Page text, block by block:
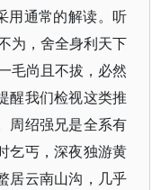
用通常的解读。听
为，舍全身利天下
毛尚且不拔，必然
醒我们检视这类推
周绍强兄是全系有
乞丐，深夜独游黄
居云南山沟，几乎